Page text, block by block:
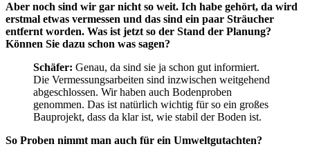
Aber noch sind wir gar nicht so weit. Ich habe gehört, da wird
erstmal etwas vermessen und das sind ein paar Sträucher
entfernt worden. Was ist jetzt so der Stand der Planung?
Können Sie dazu schon was sagen?
Schäfer: Genau, da sind sie ja schon gut informiert.
Die Vermessungsarbeiten sind inzwischen weitgehend
abgeschlossen. Wir haben auch Bodenproben
genommen. Das ist natürlich wichtig für so ein großes
Bauprojekt, dass da klar ist, wie stabil der Boden ist.
So Proben nimmt man auch für ein Umweltgutachten?